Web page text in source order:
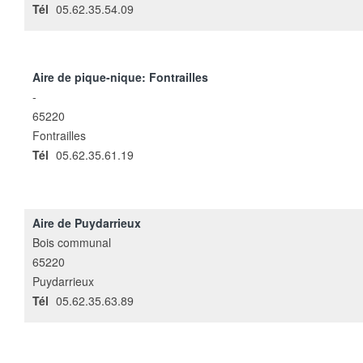
Tél 05.62.35.54.09
Aire de pique-nique: Fontrailles
-
65220
Fontrailles
Tél 05.62.35.61.19
Aire de Puydarrieux
Bois communal
65220
Puydarrieux
Tél 05.62.35.63.89